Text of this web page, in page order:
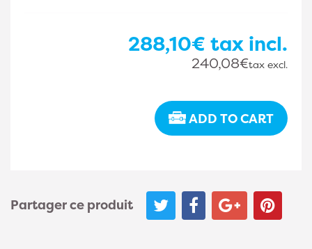
288,10€ tax incl.
240,08€tax excl.
ADD TO CART
Partager ce produit